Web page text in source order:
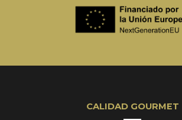
CALIDAD GOURMET